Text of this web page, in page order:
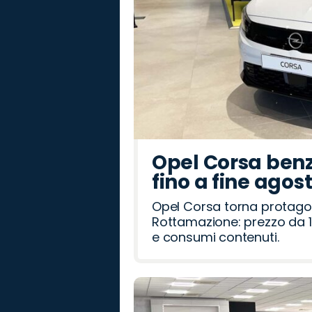
Opel Corsa
fino a fine
Opel Corsa torna
Rottamazione: prezzo da
e consumi contenuti.